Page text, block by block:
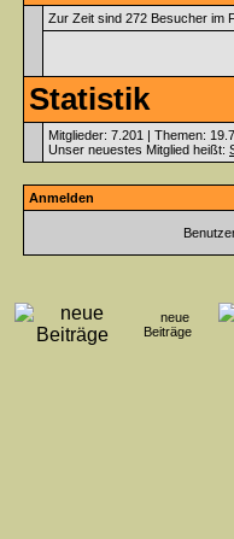
Zur Zeit sind 272 Besucher im
Statistik
Mitglieder: 7.201 | Themen:
Unser neuestes Mitglied heißt:
Anmelden
neue
Beiträge